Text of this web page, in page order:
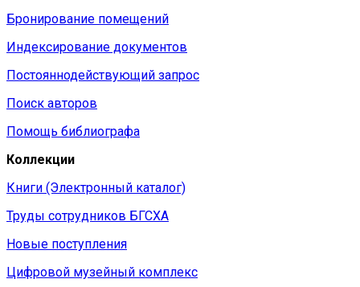
Бронирование помещений
Индексирование документов
Постояннодействующий запрос
Поиск авторов
Помощь библиографа
Коллекции
Книги (Электронный каталог)
Труды сотрудников БГСХА
Новые поступления
Цифровой музейный комплекс